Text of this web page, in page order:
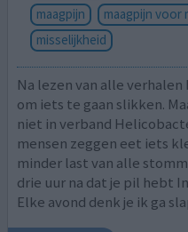
maagpijn
maagpijn voor
misselijkheid
Na lezen van alle
om iets te gaan slikken.
niet in verband
mensen zeggen eet iets
minder last van alle
drie uur na dat je pil hebt
Elke avond denk je ik ga